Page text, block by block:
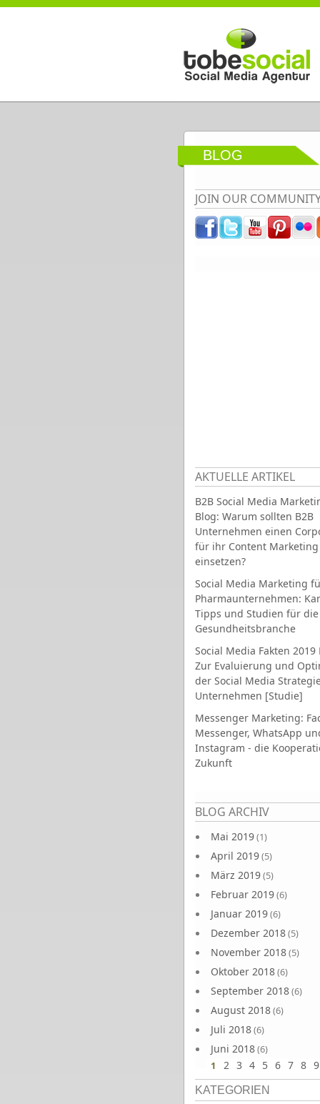
Direkt zum Inhalt
BLOG
JOIN OUR
AKTUELLE ARTIKEL
B2B Social Media
Blog: Warum sollten B2B
Unternehmen einen
für ihr Content Marketing
einsetzen?
Social Media Marketing
Pharmaunternehmen:
Tipps und Studien für die
Gesundheitsbranche
Social Media Fakten 2019
Zur Evaluierung und
der Social Media
Unternehmen [Studie]
Messenger Marketing:
Messenger, WhatsApp
Instagram - die
Zukunft
BLOG ARCHIV
Mai 2019(1)
April 2019(5)
März 2019(5)
Februar 2019(6)
Januar 2019(6)
Dezember 2018(5)
November 2018(5)
Oktober 2018(6)
September 2018(6)
August 2018(6)
Juli 2018(6)
Juni 2018(6)
Seiten
1 2 3 4 5 6 7 8 9
KATEGORIEN